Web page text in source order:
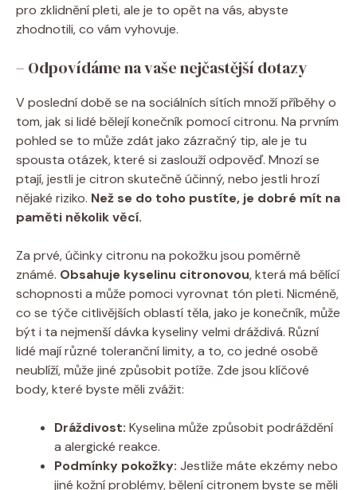
pro zklidnění pleti, ale je to opět na vás, abyste
zhodnotili, co vám vyhovuje.
– Odpovídáme na vaše nejčastější dotazy
V poslední době se na sociálních sítích množí příběhy o
tom, jak si lidé bělejí konečník pomocí citronu. Na prvním
pohled se to může zdát jako zázračný tip, ale je tu
spousta otázek, které si zaslouží odpověď. Mnozí se
ptají, jestli je citron skutečně účinný, nebo jestli hrozí
nějaké riziko. Než se do toho pustíte, je dobré mít na
paměti několik věcí.
Za prvé, účinky citronu na pokožku jsou poměrně
známé. Obsahuje kyselinu citronovou, která má bělící
schopnosti a může pomoci vyrovnat tón pleti. Nicméně,
co se týče citlivějších oblastí těla, jako je konečník, může
být i ta nejmenší dávka kyseliny velmi dráždivá. Různí
lidé mají různé toleranční limity, a to, co jedné osobě
neublíží, může jiné způsobit potíže. Zde jsou klíčové
body, které byste měli zvážit:
Dráždivost: Kyselina může způsobit podráždění
a alergické reakce.
Podmínky pokožky: Jestliže máte ekzémy nebo
jiné kožní problémy, bělení citronem byste se měli